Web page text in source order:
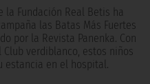
la Fundación Real Betis ha
las Batas Más Fuertes
por la Revista Panenka. Con
verdiblanco, estos niños
estancia en el hospital.